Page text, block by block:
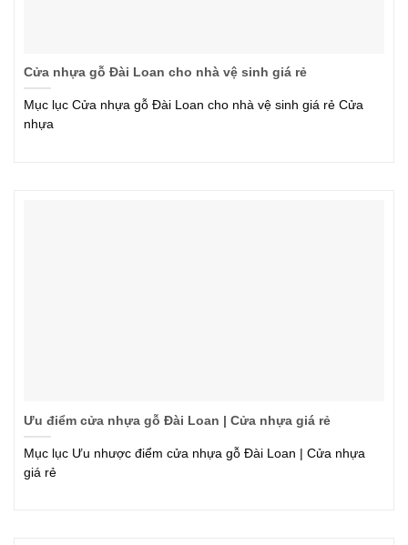
Cửa nhựa gỗ Đài Loan cho nhà vệ sinh giá rẻ
Mục lục Cửa nhựa gỗ Đài Loan cho nhà vệ sinh giá rẻ Cửa
nhựa
Ưu điểm cửa nhựa gỗ Đài Loan | Cửa nhựa giá rẻ
Mục lục Ưu nhược điểm cửa nhựa gỗ Đài Loan | Cửa nhựa
giá rẻ